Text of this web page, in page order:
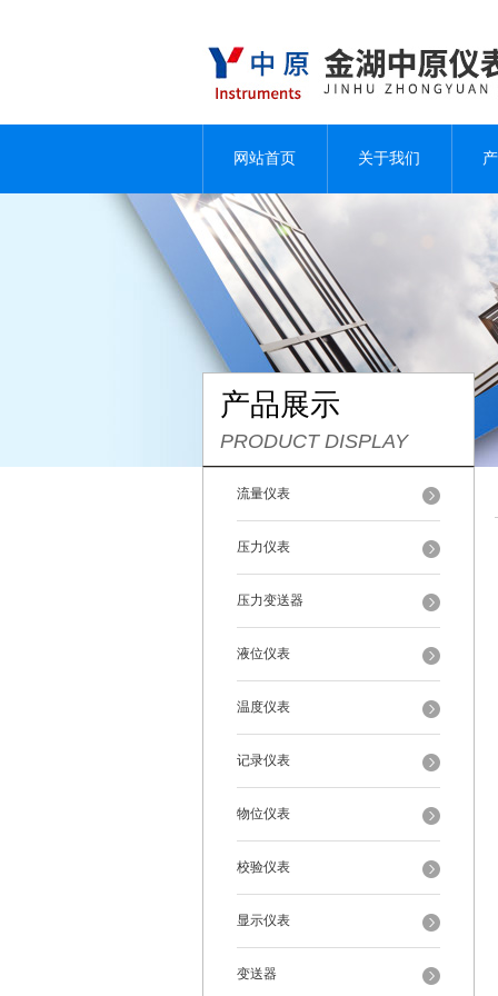
网站首页 关于我们
产品展示
PRODUCT DISPLAY
流量仪表
压力仪表
压力变送器
液位仪表
温度仪表
记录仪表
物位仪表
校验仪表
显示仪表
变送器